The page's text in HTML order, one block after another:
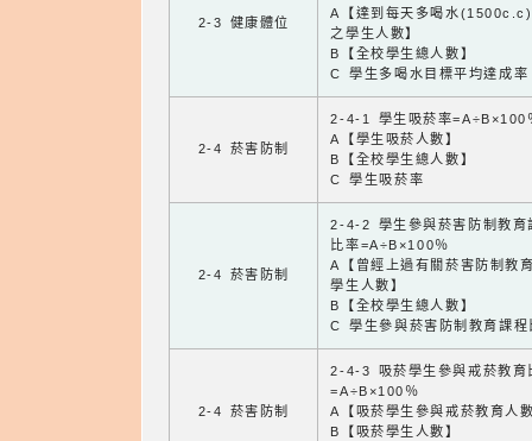
2-3 健康體位
A【達到每天多喝水
之學生人數】
B【全校學生總人數】
C 學生多喝水目標平均達成率
2-4 菸害防制
2-4-1 學生吸菸率=A÷B×100
A【學生吸菸人數】
B【全校學生總人數】
C 學生吸菸率
2-4 菸害防制
2-4-2 學生參與菸害防制教育
比率=A÷B×100％
A【曾經上過有關菸害防制教
學生人數】
B【全校學生總人數】
C 學生參與菸害防制教育課程
2-4 菸害防制
2-4-3 吸菸學生參與戒菸教育
=A÷B×100％
A【吸菸學生參與戒菸教育人
B【吸菸學生人數】